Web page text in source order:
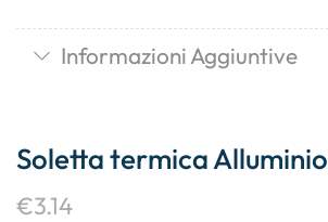
Informazioni Aggiuntive
Soletta termica Alluminio
€3.14